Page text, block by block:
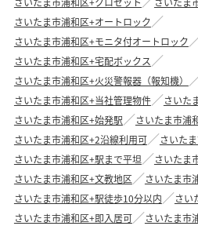
さいたま市浦和区+オートロック
さいたま市浦和区+モニタ付オートロック
さいたま市浦和区+宅配ボックス
さいたま市浦和区+火災警報器（報知機）
さいたま市浦和区+当社管理物件
さいた
さいたま市浦和区+始発駅
さいたま市浦
さいたま市浦和区+2沿線利用可
さいた
さいたま市浦和区+駅まで平坦
さいたま
さいたま市浦和区+文教地区
さいたま市
さいたま市浦和区+駅徒歩10分以内
さい
さいたま市浦和区+即入居可
さいたま市